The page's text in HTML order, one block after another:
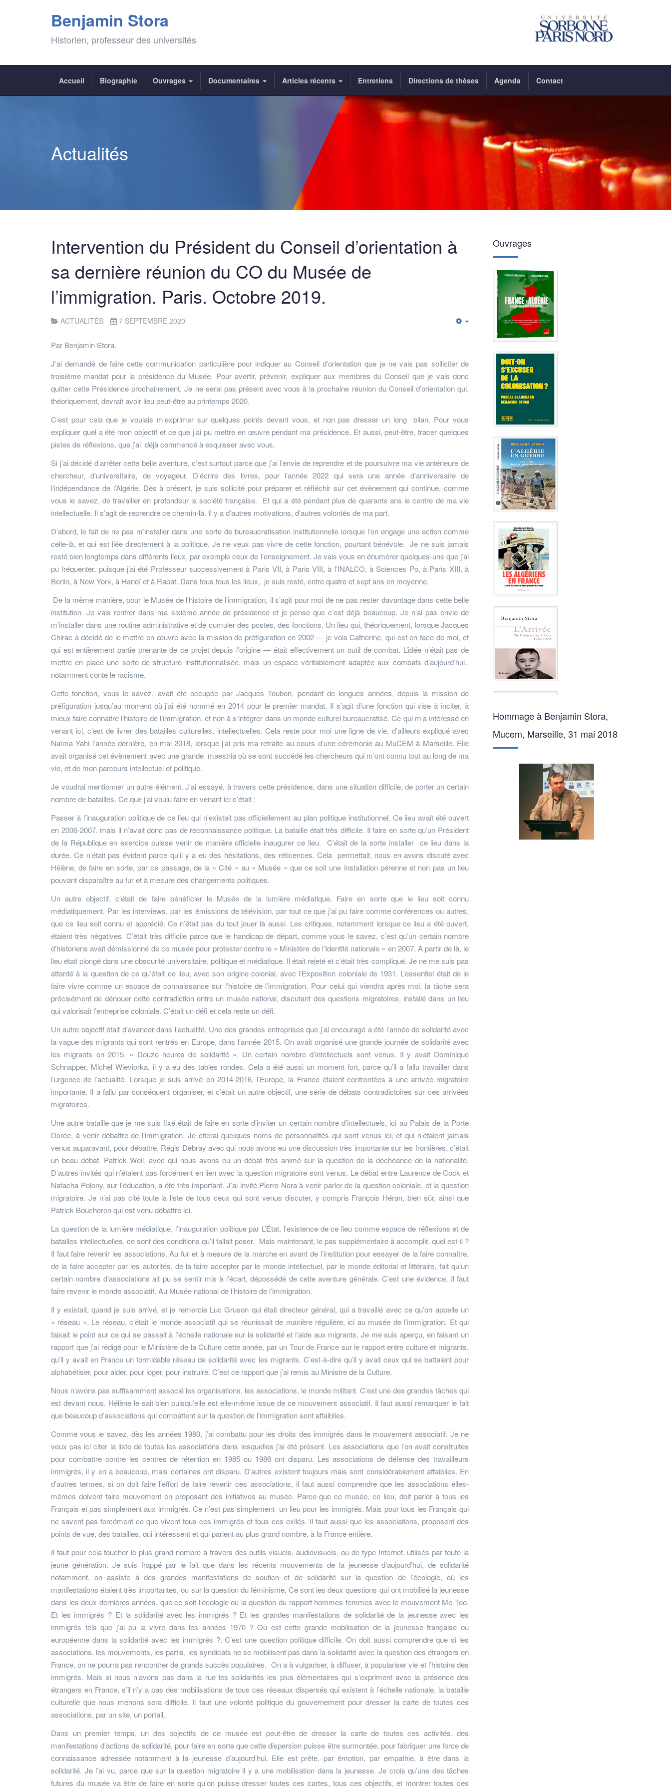
Benjamin Stora
Historien, professeur des universités
Accueil Biographie Ouvrages Documentaires Articles récents Entretiens Directions de thèses Agenda Contact
Actualités
Intervention du Président du Conseil d’orientation à
sa dernière réunion du CO du Musée de
l’immigration. Paris. Octobre 2019.
ACTUALITÉS
7 SEPTEMBRE 2020
Par Benjamin Stora.
J’ai demandé de faire cette communication particulière pour indiquer au Conseil d’orientation que je ne vais pas solliciter de
troisième mandat pour la présidence du Musée. Pour avertir, prévenir, expliquer aux membres du Conseil que je vais donc
quitter cette Présidence prochainement. Je ne serai pas présent avec vous à la prochaine réunion du Conseil d’orientation qui,
théoriquement, devrait avoir lieu peut-être au printemps 2020.
C’est pour cela que je voulais m’exprimer sur quelques points devant vous, et non pas dresser un long bilan. Pour vous
expliquer quel a été mon objectif et ce que j’ai pu mettre en œuvre pendant ma présidence. Et aussi, peut-être, tracer quelques
pistes de réflexions, que j’ai déjà commencé à esquisser avec vous.
Si j’ai décidé d’arrêter cette belle aventure, c’est surtout parce que j’ai l’envie de reprendre et de poursuivre ma vie antérieure de
chercheur, d’universitaire, de voyageur. D’écrire des livres, pour l’année 2022 qui sera une année d’anniversaire de
l’indépendance de l’Algérie. Dès à présent, je suis sollicité pour préparer et réfléchir sur cet évènement qui continue, comme
vous le savez, de travailler en profondeur la société française. Et qui a été pendant plus de quarante ans le centre de ma vie
intellectuelle. Il s’agit de reprendre ce chemin-là. Il y a d’autres motivations, d’autres volontés de ma part.
D’abord, le fait de ne pas m’installer dans une sorte de bureaucratisation institutionnelle lorsque l’on engage une action comme
celle-là, et qui est liée directement à la politique. Je ne veux pas vivre de cette fonction, pourtant bénévole. Je ne suis jamais
resté bien longtemps dans différents lieux, par exemple ceux de l’enseignement. Je vais vous en énumérer quelques-uns que j’ai
pu fréquenter, puisque j’ai été Professeur successivement à Paris VII, à Paris VIII, à l’INALCO, à Sciences Po, à Paris XIII, à
Berlin, à New York, à Hanoï et à Rabat. Dans tous tous les lieux, je suis resté, entre quatre et sept ans en moyenne.
De la même manière, pour le Musée de l’histoire de l’immigration, il s’agit pour moi de ne pas rester davantage dans cette belle
institution. Je vais rentrer dans ma sixième année de présidence et je pense que c’est déjà beaucoup. Je n’ai pas envie de
m’installer dans une routine administrative et de cumuler des postes, des fonctions. Un lieu qui, théoriquement, lorsque Jacques
Chirac a décidé de le mettre en œuvre avec la mission de préfiguration en 2002 — je vois Catherine, qui est en face de moi, et
qui est entièrement partie prenante de ce projet depuis l’origine — était effectivement un outil de combat. L’idée n’était pas de
mettre en place une sorte de structure institutionnalisée, mais un espace véritablement adaptée aux combats d’aujourd’hui.,
notamment conte le racisme.
Cette fonction, vous le savez, avait été occupée par Jacques Toubon, pendant de longues années, depuis la mission de
préfiguration jusqu’au moment où j’ai été nommé en 2014 pour le premier mandat. Il s’agit d’une fonction qui vise à inciter, à
mieux faire connaitre l’histoire de l’immigration, et non à s’intégrer dans un monde culturel bureaucratisé. Ce qui m’a intéressé en
venant ici, c’est de livrer des batailles culturelles, intellectuelles. Cela reste pour moi une ligne de vie, d’ailleurs expliqué avec
Naïma Yahi l’année dernière, en mai 2018, lorsque j’ai pris ma retraite au cours d’une cérémonie au MuCEM à Marseille. Elle
avait organisé cet évènement avec une grande maestria où se sont succédé les chercheurs qui m’ont connu tout au long de ma
vie, et de mon parcours intellectuel et politique.
Je voudrai mentionner un autre élément. J’ai essayé, à travers cette présidence, dans une situation difficile, de porter un certain
nombre de batailles. Ce que j’ai voulu faire en venant ici c’était :
Passer à l’inauguration politique de ce lieu qui n’existait pas officiellement au plan politique institutionnel. Ce lieu avait été ouvert
en 2006-2007, mais il n’avait donc pas de reconnaissance politique. La bataille était très difficile. Il faire en sorte qu’un Président
de la République en exercice puisse venir de manière officielle inaugurer ce lieu. C’était de la sorte installer ce lieu dans la
durée. Ce n’était pas évident parce qu’il y a eu des hésitations, des réticences. Cela permettait, nous en avons discuté avec
Hélène, de faire en sorte, par ce passage, de la « Cité » au « Musée » que ce soit une installation pérenne et non pas un lieu
pouvant disparaître au fur et à mesure des changements politiques.
Un autre objectif, c’était de faire bénéficier le Musée de la lumière médiatique. Faire en sorte que le lieu soit connu
médiatiquement. Par les interviews, par les émissions de télévision, par tout ce que j’ai pu faire comme conférences ou autres,
que ce lieu soit connu et apprécié. Ce n’était pas du tout jouer là aussi. Les critiques, notamment lorsque ce lieu a été ouvert,
étaient très négatives. C’était très difficile parce que le handicap de départ, comme vous le savez, c’est qu’un certain nombre
d’historiens avait démissionné de ce musée pour protester contre le « Ministère de l’Identité nationale » en 2007. A partir de là, le
lieu était plongé dans une obscurité universitaire, politique et médiatique. Il était rejeté et c’était très compliqué. Je ne me suis pas
attardé à la question de ce qu’était ce lieu, avec son origine colonial, avec l’Exposition coloniale de 1931. L’essentiel était de le
faire vivre comme un espace de connaissance sur l’histoire de l’immigration. Pour celui qui viendra après moi, la tâche sera
précisément de dénouer cette contradiction entre un musée national, discutant des questions migratoires, installé dans un lieu
qui valorisait l’entreprise coloniale. C’était un défi et cela reste un défi.
Un autre objectif était d’avancer dans l’actualité. Une des grandes entreprises que j’ai encouragé a été l’année de solidarité avec
la vague des migrants qui sont rentrés en Europe, dans l’année 2015. On avait organisé une grande journée de solidarité avec
les migrants en 2015. « Douze heures de solidarité ». Un certain nombre d’intellectuels sont venus. Il y avait Dominique
Schnapper, Michel Wieviorka, il y a eu des tables rondes. Cela a été aussi un moment fort, parce qu’il a fallu travailler dans
l’urgence de l’actualité. Lorsque je suis arrivé en 2014-2016, l’Europe, la France étaient confrontées à une arrivée migratoire
importante. Il a fallu par conséquent organiser, et c’était un autre objectif, une série de débats contradictoires sur ces arrivées
migratoires.
Une autre bataille que je me suis fixé était de faire en sorte d’inviter un certain nombre d’intellectuels, ici au Palais de la Porte
Dorée, à venir débattre de l’immigration. Je citerai quelques noms de personnalités qui sont venus ici, et qui n’étaient jamais
venus auparavant, pour débattre. Régis Debray avec qui nous avons eu une discussion très importante sur les frontières, c’était
un beau débat. Patrick Weil, avec qui nous avons eu un débat très animé sur la question de la déchéance de la nationalité.
D’autres invités qui n’étaient pas forcément en lien avec la question migratoire sont venus. Le débat entre Laurence de Cock et
Natacha Polony, sur l’éducation, a été très important. J’ai invité Pierre Nora à venir parler de la question coloniale, et la question
migratoire. Je n’ai pas cité toute la liste de tous ceux qui sont venus discuter, y compris François Héran, bien sûr, ainsi que
Patrick Boucheron qui est venu débattre ici.
La question de la lumière médiatique, l’inauguration politique par L’État, l’existence de ce lieu comme espace de réflexions et de
batailles intellectuelles, ce sont des conditions qu’il fallait poser. Mais maintenant, le pas supplémentaire à accomplir, quel est-il ?
Il faut faire revenir les associations. Au fur et à mesure de la marche en avant de l’institution pour essayer de la faire connaître,
de la faire accepter par les autorités, de la faire accepter par le monde intellectuel, par le monde éditorial et littéraire, fait qu’un
certain nombre d’associations ait pu se sentir mis à l’écart, dépossédé de cette aventure générale. C’est une évidence. Il faut
faire revenir le monde associatif. Au Musée national de l’histoire de l’immigration.
Il y existait, quand je suis arrivé, et je remercie Luc Gruson qui était directeur général, qui a travaillé avec ce qu’on appelle un
« réseau ». Le réseau, c’était le monde associatif qui se réunissait de manière régulière, ici au musée de l’immigration. Et qui
faisait le point sur ce qui se passait à l’échelle nationale sur la solidarité et l’aide aux migrants. Je me suis aperçu, en faisant un
rapport que j’ai rédigé pour le Ministère de la Culture cette année, par un Tour de France sur le rapport entre culture et migrants,
qu’il y avait en France un formidable réseau de solidarité avec les migrants. C’est-à-dire qu’il y avait ceux qui se battaient pour
alphabétiser, pour aider, pour loger, pour instruire. C’est ce rapport que j’ai remis au Ministre de la Culture.
Nous n’avons pas suffisamment associé les organisations, les associations, le monde militant. C’est une des grandes tâches qui
est devant nous. Hélène le sait bien puisqu’elle est elle-même issue de ce mouvement associatif. Il faut aussi remarquer le fait
que beaucoup d’associations qui combattent sur la question de l’immigration sont affaiblies.
Comme vous le savez, dès les années 1980, j’ai combattu pour les droits des immigrés dans le mouvement associatif. Je ne
veux pas ici citer la liste de toutes les associations dans lesquelles j’ai été présent. Les associations que l’on avait construites
pour combattre contre les centres de rétention en 1985 ou 1986 ont disparu. Les associations de défense des travailleurs
immigrés, il y en a beaucoup, mais certaines ont disparu. D’autres existent toujours mais sont considérablement affaiblies. En
d’autres termes, si on doit faire l’effort de faire revenir ces associations, il faut aussi comprendre que les associations elles-
mêmes doivent faire mouvement en proposant des initiatives au musée. Parce que ce musée, ce lieu, doit parler à tous les
Français et pas simplement aux immigrés. Ce n’est pas simplement un lieu pour les immigrés. Mais pour tous les Français qui
ne savent pas forcément ce que vivent tous ces immigrés et tous ces exilés. Il faut aussi que les associations, proposent des
points de vue, des batailles, qui intéressent et qui parlent au plus grand nombre, à la France entière.
Il faut pour cela toucher le plus grand nombre à travers des outils visuels, audiovisuels, ou de type Internet, utilisés par toute la
jeune génération. Je suis frappé par le fait que dans les récents mouvements de la jeunesse d’aujourd’hui, de solidarité
notamment, on assiste à des grandes manifestations de soutien et de solidarité sur la question de l’écologie, où les
manifestations étaient très importantes, ou sur la question du féminisme, Ce sont les deux questions qui ont mobilisé la jeunesse
dans les deux dernières années, que ce soit l’écologie ou la question du rapport hommes-femmes avec le mouvement Me Too.
Et les immigrés ? Et la solidarité avec les immigrés ? Et les grandes manifestations de solidarité de la jeunesse avec les
immigrés tels que j’ai pu la vivre dans les années 1970 ? Où est cette grande mobilisation de la jeunesse française ou
européenne dans la solidarité avec les immigrés ?. C’est une question politique difficile. On doit aussi comprendre que si les
associations, les mouvements, les partis, les syndicats ne se mobilisent pas dans la solidarité avec la question des étrangers en
France, on ne pourra pas rencontrer de grands succès populaires. On a à vulgariser, à diffuser, à populariser vie et l’histoire des
immigrés. Mais si nous n’avons pas dans la rue les solidarités les plus élémentaires qui s’expriment avec la présence des
étrangers en France, s’il n’y a pas des mobilisations de tous ces réseaux dispersés qui existent à l’échelle nationale, la bataille
culturelle que nous menons sera difficile. Il faut une volonté politique du gouvernement pour dresser la carte de toutes ces
associations, par un site, un portail.
Dans un premier temps, un des objectifs de ce musée est peut-être de dresser la carte de toutes ces activités, des
manifestations d’actions de solidarité, pour faire en sorte que cette dispersion puisse être surmontée, pour fabriquer une force de
connaissance adressée notamment à la jeunesse d’aujourd’hui. Elle est prête, par émotion, par empathie, à être dans la
solidarité. Je l’ai vu, parce que sur la question migratoire il y a une mobilisation dans la jeunesse. Je crois qu’une des tâches
futures du musée va être de faire en sorte qu’on puisse dresser toutes ces cartes, tous ces objectifs, et montrer toutes ces
Ouvrages
Hommage à Benjamin Stora,
Mucem, Marseille, 31 mai 2018